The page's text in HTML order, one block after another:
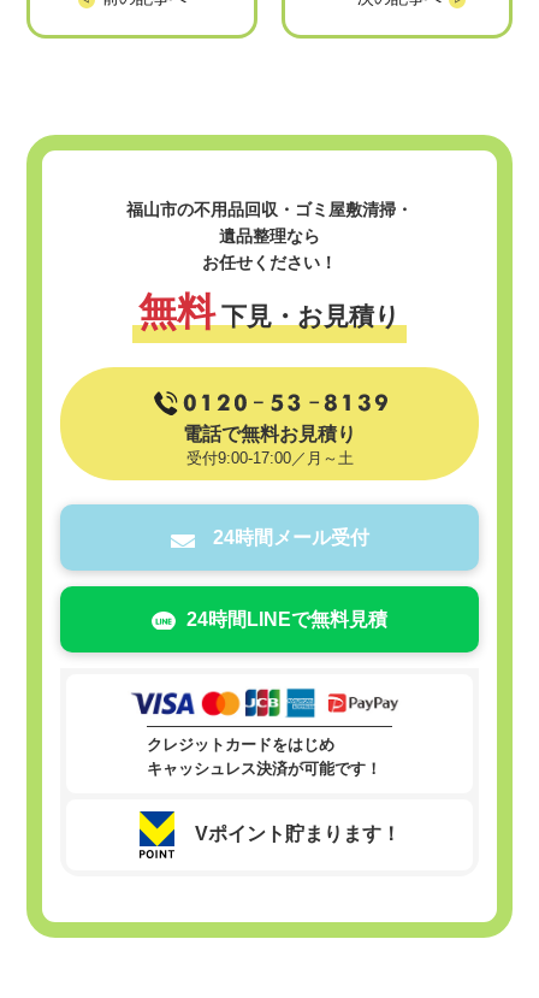
福山市の不用品回収・ゴミ屋敷清掃・
遺品整理なら
お任せください！
無料 下見・お見積り
電話で無料お見積り
受付9:00-17:00／月～土
24時間メール受付
24時間LINEで無料見積
クレジットカードをはじめ
キャッシュレス決済が可能です！
Vポイント貯まります！